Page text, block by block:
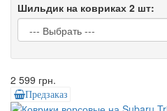
Шильдик на ковриках 2 шт:
2 599 грн.
Предзаказ